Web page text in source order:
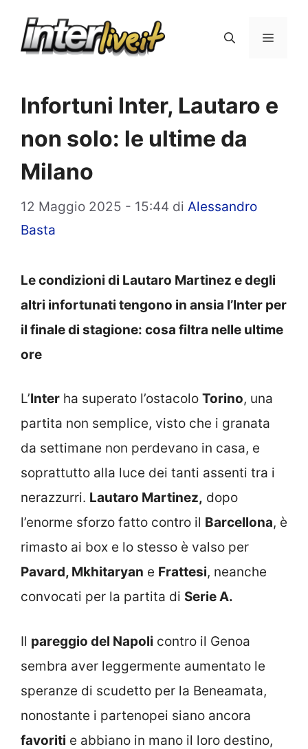
Menu
Infortuni Inter, Lautaro e
non solo: le ultime da
Milano
12 Maggio 2025 - 15:44 di Alessandro
Basta
Le condizioni di Lautaro Martinez e degli
altri infortunati tengono in ansia l’Inter per
il finale di stagione: cosa filtra nelle ultime
ore
L’Inter ha superato l’ostacolo Torino, una
partita non semplice, visto che i granata
da settimane non perdevano in casa, e
soprattutto alla luce dei tanti assenti tra i
nerazzurri. Lautaro Martinez, dopo
l’enorme sforzo fatto contro il Barcellona, è
rimasto ai box e lo stesso è valso per
Pavard, Mkhitaryan e Frattesi, neanche
convocati per la partita di Serie A.
Il pareggio del Napoli contro il Genoa
sembra aver leggermente aumentato le
speranze di scudetto per la Beneamata,
nonostante i partenopei siano ancora
favoriti e abbiano in mano il loro destino,